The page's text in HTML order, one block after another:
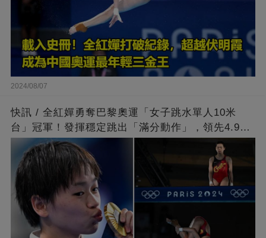
2024/08/07
快訊 / 全紅嬋勇奪巴黎奧運「女子跳水單人10米
台」冠軍！發揮穩定跳出「滿分動作」，領先4.9分
擊敗陳芋汐